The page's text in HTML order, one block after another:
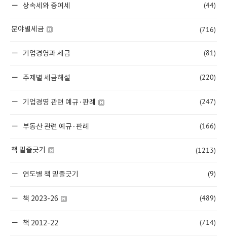
상속세와 증여세 (44)
분야별세금 (716)
기업경영과 세금 (81)
주제별 세금해설 (220)
기업경영 관련 예규·판례 (247)
부동산 관련 예규·판례 (166)
책 밑줄긋기 (1213)
연도별 책 밑줄긋기 (9)
책 2023-26 (489)
책 2012-22 (714)